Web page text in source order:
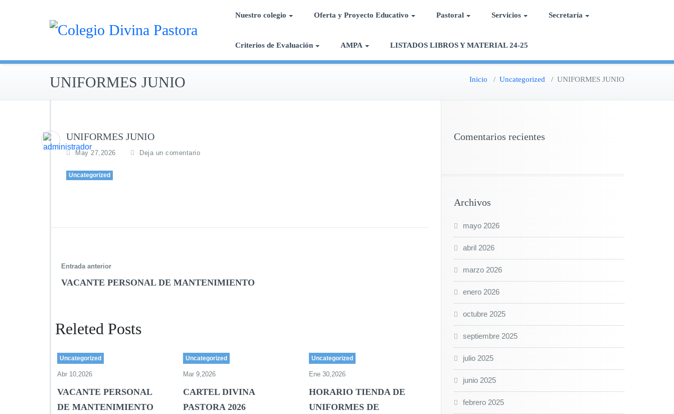
Nuestro colegio Oferta y Proyecto Educativo Pastoral Servicios Secretaría
Criterios de Evaluación AMPA LISTADOS LIBROS Y MATERIAL 24-25
UNIFORMES JUNIO Inicio / Uncategorized / UNIFORMES JUNIO
UNIFORMES JUNIO
May 27,2026 Deja un comentario
Uncategorized
Entrada anterior
VACANTE PERSONAL DE MANTENIMIENTO
Releted Posts
Uncategorized
Abr 10,2026
VACANTE PERSONAL
DE MANTENIMIENTO
Uncategorized
Mar 9,2026
CARTEL DIVINA
PASTORA 2026
Uncategorized
Ene 30,2026
HORARIO TIENDA DE
UNIFORMES DE
Comentarios recientes
Archivos
mayo 2026
abril 2026
marzo 2026
enero 2026
octubre 2025
septiembre 2025
julio 2025
junio 2025
febrero 2025